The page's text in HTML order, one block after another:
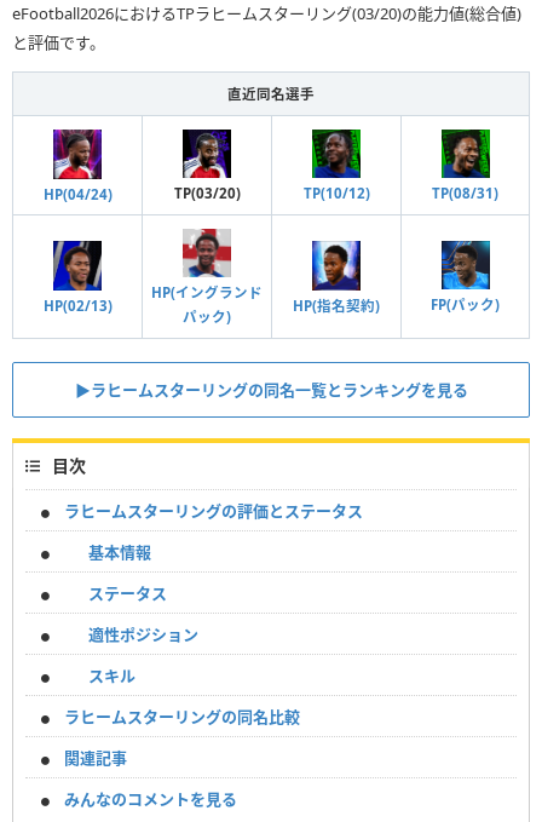
eFootball2026におけるTPラヒームスターリング(03/20)の能力値(総合値)
と評価です。
直近同名選手
HP(04/24) TP(03/20) TP(10/12) TP(08/31)
HP(02/13)
HP(イングランド
パック)
HP(指名契約) FP(パック)
▶︎ラヒームスターリングの同名一覧とランキングを見る
目次
ラヒームスターリングの評価とステータス
基本情報
ステータス
適性ポジション
スキル
ラヒームスターリングの同名比較
関連記事
みんなのコメントを見る